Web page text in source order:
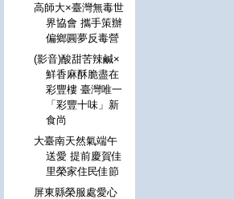
高師大×臺灣無毒世
界協會 攜手策辦
偏鄉圓夢反毒營
(影音)酸甜苦辣鹹×
鮮香麻酥脆盡在
彩豐樓 臺灣唯一
「彩豐十味」新
食尚
大臺南天然氣端午
送愛 提前慶賀佳
里榮家住民佳節
屏東縣榮服處愛心